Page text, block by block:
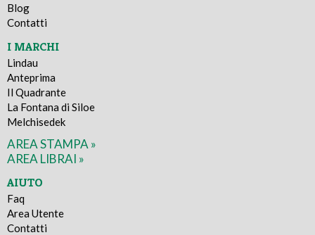
Blog
Contatti
I MARCHI
Lindau
Anteprima
Il Quadrante
La Fontana di Siloe
Melchisedek
AREA STAMPA »
AREA LIBRAI »
AIUTO
Faq
Area Utente
Contatti